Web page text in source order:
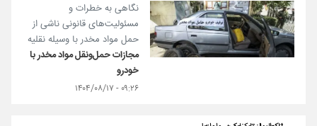
نگاهی به خطرات و
مسئولیت‌های قانونی ناشی از
حمل مواد مخدر با وسیله نقلیه
مجازات حمل‌و‌نقل مواد مخدر با
خودرو
۰۹:۲۶ - ۱۴۰۴/۰۸/۱۷